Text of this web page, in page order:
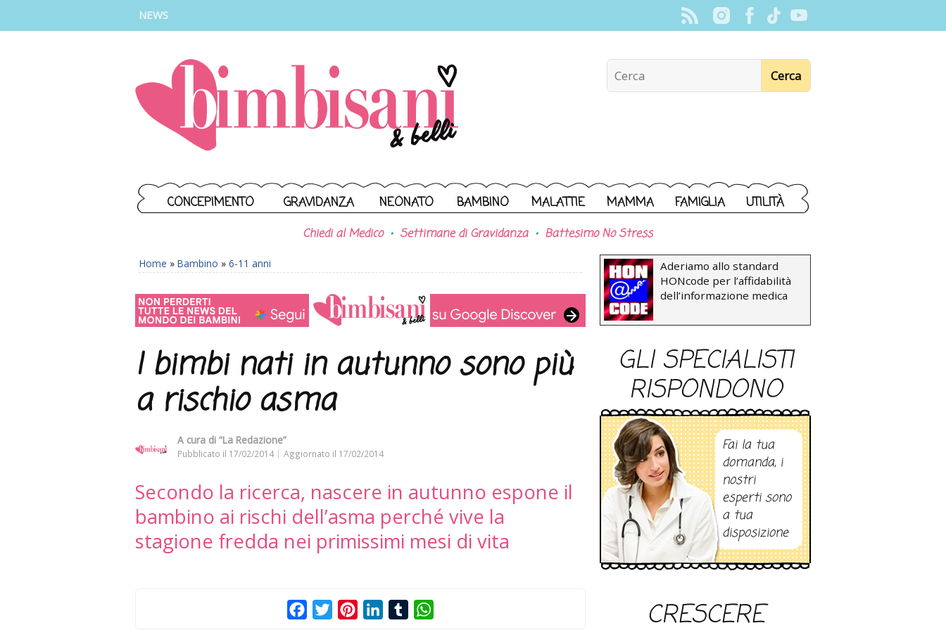
NEWS
CONCEPIMENTO GRAVIDANZA NEONATO BAMBINO MALATTIE MAMMA FAMIGLIA UTILITÀ
Chiedi al Medico Settimane di Gravidanza Battesimo No Stress
Home » Bambino » 6-11 anni
I bimbi nati in autunno sono più
a rischio asma
A cura di “La Redazione”
Pubblicato il 17/02/2014 Aggiornato il 17/02/2014
Secondo la ricerca, nascere in autunno espone il
bambino ai rischi dell’asma perché vive la
stagione fredda nei primissimi mesi di vita
FacebookTwitterPinterestLinkedInTumblr
Aderiamo allo standard
HONcode per l’affidabilità
dell’informazione medica
GLI SPECIALISTI
RISPONDONO
Fai la tua
domanda, i
nostri
esperti sono
a tua
disposizione
CRESCERE